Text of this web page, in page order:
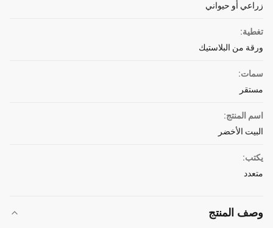
زراعي أو حيواني
تغطية:
ورقة من البلاستيك
سمات:
مستقر
اسم المنتج:
البيت الأخضر
يكتب:
متعدد
وصف المنتج